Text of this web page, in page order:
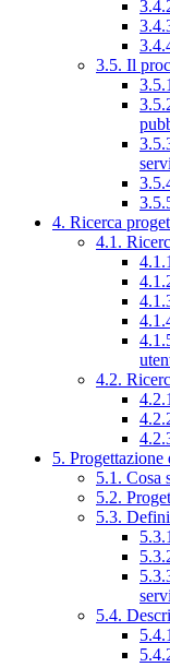
3.5. Il
4. Ricerca
4.1.
4.2.
5. Progettazione
5.1. Cosa
5.2.
5.3.
5.4.